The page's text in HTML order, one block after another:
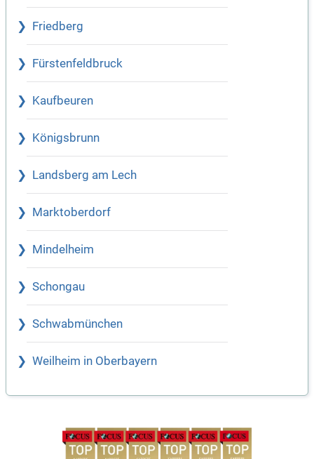
Friedberg
Fürstenfeldbruck
Kaufbeuren
Königsbrunn
Landsberg am Lech
Marktoberdorf
Mindelheim
Schongau
Schwabmünchen
Weilheim in Oberbayern